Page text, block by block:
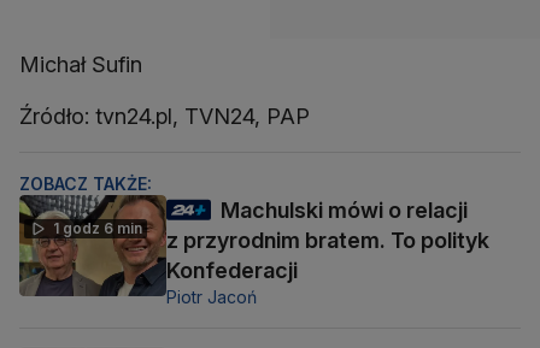
Michał Sufin
Źródło: tvn24.pl, TVN24, PAP
ZOBACZ TAKŻE:
1 godz 6 min
Machulski mówi o relacji
z przyrodnim bratem. To polityk
Konfederacji
Piotr Jacoń